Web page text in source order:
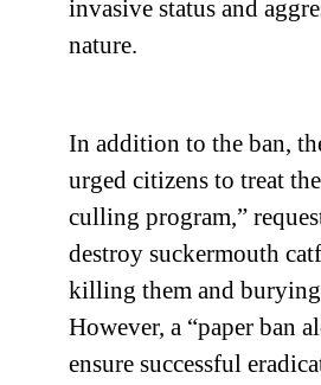
invasive status and
nature.
In addition to the ban,
urged citizens to treat
culling program,”
destroy suckermouth
killing them and burying
However, a “paper ban
ensure successful